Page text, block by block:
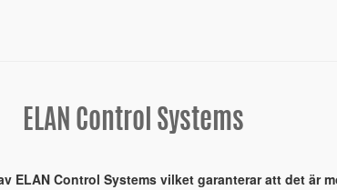
ELAN Control Systems
ELAN Control Systems vilket garanterar att det är